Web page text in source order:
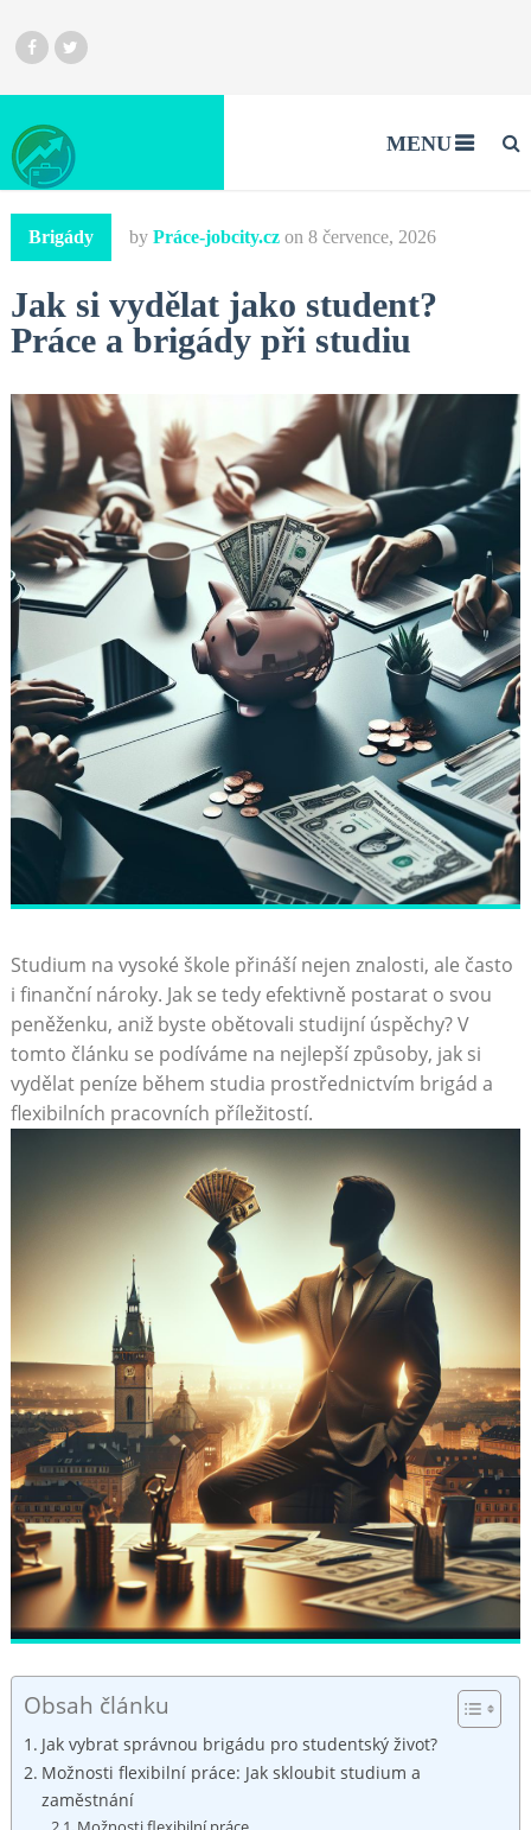
MENU
Brigády by Práce-jobcity.cz on 8 července, 2026
Jak si vydělat jako student?
Práce a brigády při studiu
Studium na vysoké škole přináší nejen znalosti, ale často
⁢i finanční nároky. ⁤Jak se tedy​ efektivně postarat o svou
peněženku, aniž byste obětovali studijní ⁣úspěchy?‍ V
tomto článku ​se podíváme na nejlepší způsoby, jak si
vydělat​ peníze během ⁢studia prostřednictvím brigád a
flexibilních pracovních příležitostí.
Obsah článku
Jak vybrat ⁤správnou brigádu pro‍ studentský život?
Možnosti flexibilní‍ práce: Jak ⁣skloubit studium a
zaměstnání